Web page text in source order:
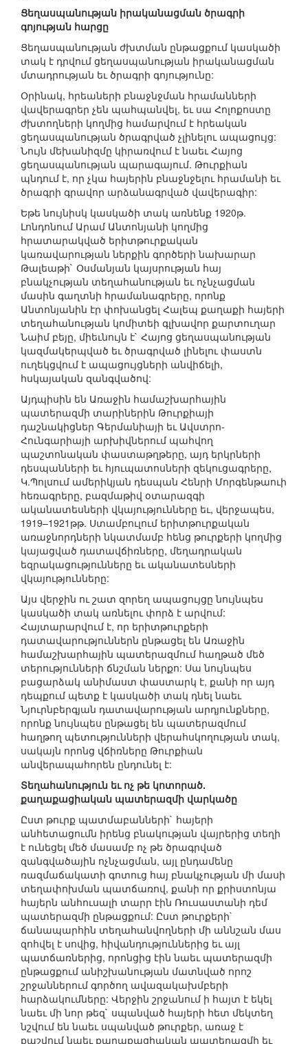
Ցեղասպանության իրականացման ծրագրի
գոյության հարցը
Ցեղասպանության ժխտման ընթացքում կասկածի
տակ է դրվում ցեղասպանության իրականացման
մտադրության եւ ծրագրի գոյությունը:
Օրինակ, հրեաների բնաջնջման հրամանների
վավերագրեր չեն պահպանվել, եւ սա Հոլոքոստը
ժխտողների կողմից համարվում է հրեական
ցեղասպանության ծրագրված չլինելու ապացույց:
Նույն մեխանիզմը կիրառվում է նաեւ Հայոց
ցեղասպանության պարագայում. Թուրքիան
պնդում է, որ չկա հայերին բնաջնջելու հրամանի եւ
ծրագրի գրավոր արձանագրված վավերագիր:
Եթե նույնիսկ կասկածի տակ առնենք 1920թ.
Լոնդոնում Արամ Անտոնյանի կողմից
հրատարակված երիտթուրքական
կառավարության ներքին գործերի նախարար
Թալեաթի` Օսմանյան կայսրության հայ
բնակչության տեղահանության եւ ոչնչացման
մասին գաղտնի հրամանագրերը, որոնք
Անտոնյանին էր փոխանցել Հալեպ քաղաքի հայերի
տեղահանության կոմիտեի գլխավոր քարտուղար
Նաիմ բեյը, միեւնույն է` Հայոց ցեղասպանության
կազմակերպված եւ ծրագրված լինելու փաստն
ուղեկցվում է ապացույցների անվիճելի,
հսկայական զանգվածով:
Այդպիսին են Առաջին համաշխարհային
պատերազմի տարիներին Թուրքիայի
դաշնակիցներ Գերմանիայի եւ Ավստրո-
Հունգարիայի արխիվներում պահվող
պաշտոնական փաստաթղթերը, այդ երկրների
դեսպանների եւ հյուպատոսների զեկուցագրերը,
Կ.Պոլսում ամերիկյան դեսպան Հենրի Մորգենթաուի
հեռագրերը, բազմաթիվ օտարազգի
ականատեսների վկայությունները եւ, վերջապես,
1919–1921թթ. Ստամբուլում երիտթուրքական
առաջնորդների նկատմամբ հենց թուրքերի կողմից
կայացված դատավճիռները, մեղադրական
եզրակացությունները եւ ականատեսների
վկայությունները:
Այս վերջին ու շատ զորեղ ապացույցը նույնպես
կասկածի տակ առնելու փորձ է արվում:
Հայտարարվում է, որ երիտթուրքերի
դատավարություններն ընթացել են Առաջին
համաշխարհային պատերազմում հաղթած մեծ
տերությունների ճնշման ներքո: Սա նույնպես
բացարձակ անիմաստ փաստարկ է, քանի որ այդ
դեպքում պետք է կասկածի տակ դնել նաեւ
Նյուրնբերգյան դատավարության արդյունքները,
որոնք նույնպես ընթացել են պատերազմում
հաղթող պետությունների վերահսկողության տակ,
սակայն որոնց վճիռները Թուրքիան
անվերապահորեն ընդունել է:
Տեղահանություն եւ ոչ թե կոտորած.
քաղաքացիական պատերազմի վարկածը
Ըստ թուրք պատմաբանների` հայերի
անհետացումն իրենց բնակության վայրերից տեղի
է ունեցել մեծ մասամբ ոչ թե ծրագրված
զանգվածային ոչնչացման, այլ ընդամենը
ռազմաճակատի գոտուց հայ բնակչության մի մասի
տեղափոխման պատճառով, քանի որ քրիստոնյա
հայերն անհուսալի տարր էին Ռուսաստանի դեմ
պատերազմի ընթացքում: Ըստ թուրքերի`
ճանապարհին տեղահանվողների մի աննշան մաս
զոհվել է սովից, հիվանդություններից եւ այլ
պատճառներից, որոնցից էին նաեւ պատերազմի
ընթացքում անիշխանության մատնված որոշ
շրջաններում գործող ավազակախմբերի
հարձակումները: Վերջին շրջանում ի հայտ է եկել
նաեւ մի նոր թեզ` սպանված հայերի հետ մեկտեղ
նշվում են նաեւ սպանված թուրքեր, առաջ է
քաշվում նաեւ քաղաքացիական պատերազմի եւ